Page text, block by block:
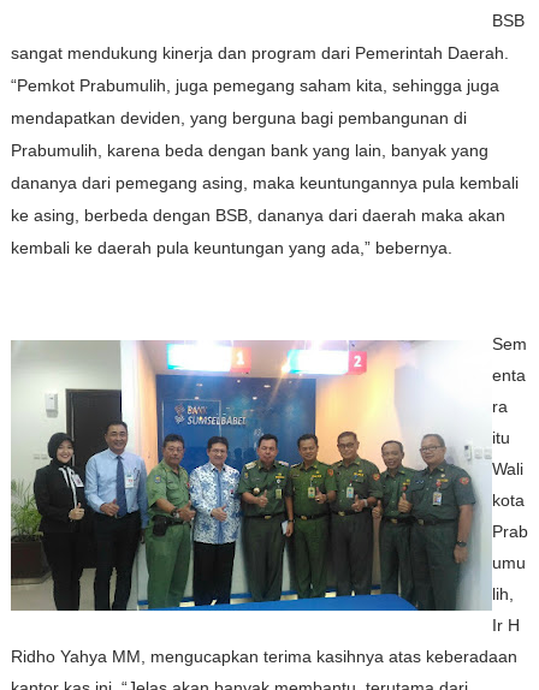
BSB
sangat mendukung kinerja dan program dari Pemerintah Daerah.
“Pemkot Prabumulih, juga pemegang saham kita, sehingga juga
mendapatkan deviden, yang berguna bagi pembangunan di
Prabumulih, karena beda dengan bank yang lain, banyak yang
dananya dari pemegang asing, maka keuntungannya pula kembali
ke asing, berbeda dengan BSB, dananya dari daerah maka akan
kembali ke daerah pula keuntungan yang ada,” bebernya.
Sem
enta
ra
itu
Wali
kota
Prab
umu
lih,
Ir H
Ridho Yahya MM, mengucapkan terima kasihnya atas keberadaan